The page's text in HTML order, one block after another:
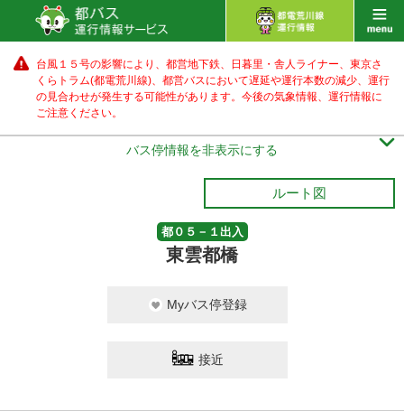
台風１５号の影響により、都営地下鉄、日暮里・舎人ライナー、東京さ
くらトラム(都電荒川線)、都営バスにおいて遅延や運行本数の減少、運行
の見合わせが発生する可能性があります。 今後の気象情報、運行情報に
ご注意ください。
バス停情報を非表示にする 
ルート図
都０５－１出入
東雲都橋
Myバス停登録
接近